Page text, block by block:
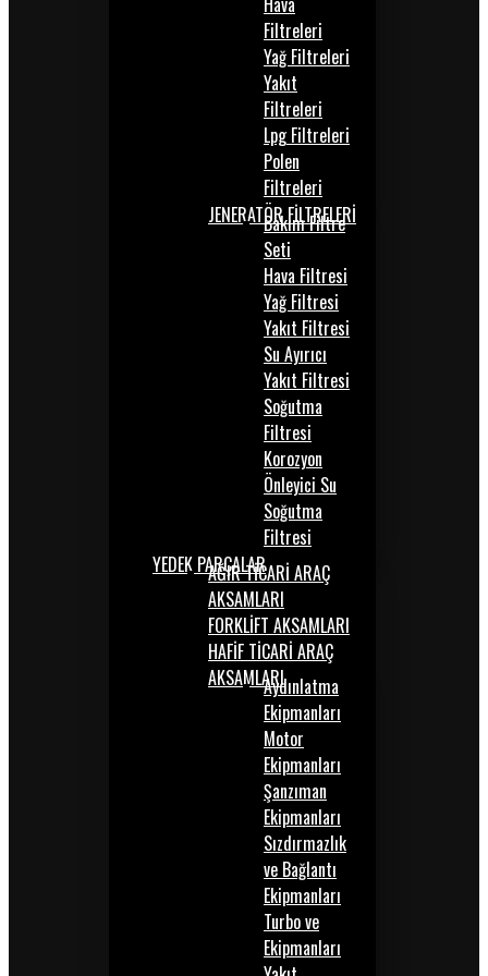
Filtreleri
Yağ Filtreleri
Yakıt
Filtreleri
Lpg Filtreleri
Polen
Filtreleri
JENERATÖR FİLTRELERİ
Bakım Filtre
Seti
Hava Filtresi
Yağ Filtresi
Yakıt Filtresi
Su Ayırıcı
Yakıt Filtresi
Soğutma
Filtresi
Korozyon
Önleyici Su
Soğutma
Filtresi
YEDEK PARÇALARAĞIR TİCARİ ARAÇ
AKSAMLARI
FORKLİFT AKSAMLARI
HAFİF TİCARİ ARAÇ
AKSAMLARIAydınlatma
Ekipmanları
Motor
Ekipmanları
Şanzıman
Ekipmanları
Sızdırmazlık
ve Bağlantı
Ekipmanları
Turbo ve
Ekipmanları